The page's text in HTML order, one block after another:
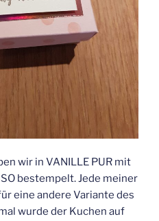
wir in VANILLE PUR mit
bestempelt. Jede meiner
eine andere Variante des
wurde der Kuchen auf